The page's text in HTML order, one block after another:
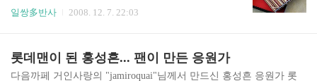
에 불꽃을 쏘는건 무슨 센스 ;ㅁ; 집더하기에서 급
하게 공수해온 불고기피자... 저렴한 가격이라 용서
일쌍多반사
2008. 12. 7. 22:03
롯데맨이 된 홍성흔... 팬이 만든 응원가
다음까페 거인사랑의 "jamiroquai"님께서 만드신 홍성흔 응원가 롯